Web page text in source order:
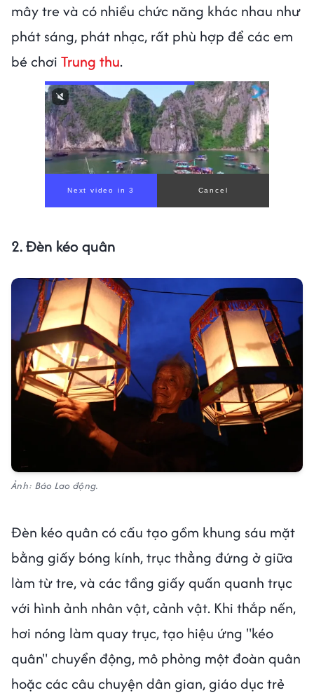
mây tre và có nhiều chức năng khác nhau như
phát sáng, phát nhạc, rất phù hợp để các em
bé chơi Trung thu.
2. Đèn kéo quân
Ảnh: Báo Lao động.
Đèn kéo quân có cấu tạo gồm khung sáu mặt
bằng giấy bóng kính, trục thẳng đứng ở giữa
làm từ tre, và các tầng giấy quấn quanh trục
với hình ảnh nhân vật, cảnh vật. Khi thắp nến,
hơi nóng làm quay trục, tạo hiệu ứng "kéo
quân" chuyển động, mô phỏng một đoàn quân
hoặc các câu chuyện dân gian, giáo dục trẻ